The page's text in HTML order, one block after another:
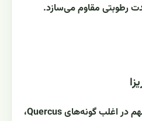
رطوبتی مقاوم می‌سازد.
یک ویژگی اکولوژیک بسیار مهم در اغلب گونه‌های Quercus،